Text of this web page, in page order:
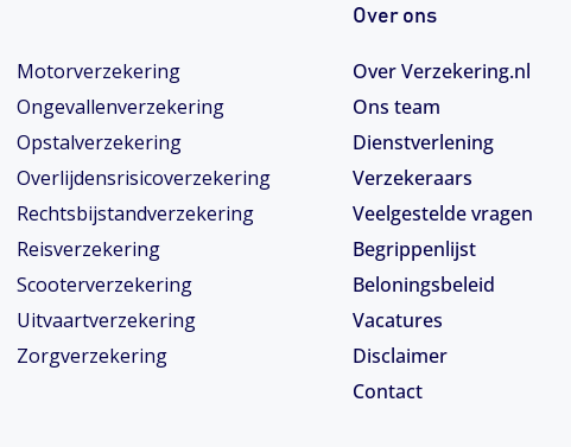
Motorverzekering
Ongevallenverzekering
Opstalverzekering
Overlijdensrisicoverzekering
Rechtsbijstandverzekering
Reisverzekering
Scooterverzekering
Uitvaartverzekering
Zorgverzekering
Over ons
Over Verzekering.nl
Ons team
Dienstverlening
Verzekeraars
Veelgestelde vragen
Begrippenlijst
Beloningsbeleid
Vacatures
Disclaimer
Contact